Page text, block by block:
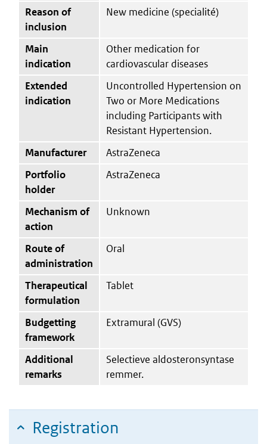
Reason of
inclusion
New medicine (specialité)
Main
indication
Other medication for
cardiovascular diseases
Extended
indication
Uncontrolled Hypertension on
Two or More Medications
including Participants with
Resistant Hypertension.
Manufacturer
AstraZeneca
Portfolio
holder
AstraZeneca
Mechanism of
action
Unknown
Route of
administration
Oral
Therapeutical
formulation
Tablet
Budgetting
framework
Extramural (GVS)
Additional
remarks
Selectieve aldosteronsyntase
remmer.
Registration